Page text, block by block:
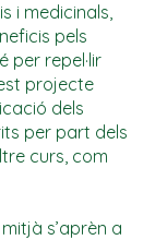
i medicinals,
pels
per repel·lir
projecte
dels
per part dels
curs, com
s’aprèn a